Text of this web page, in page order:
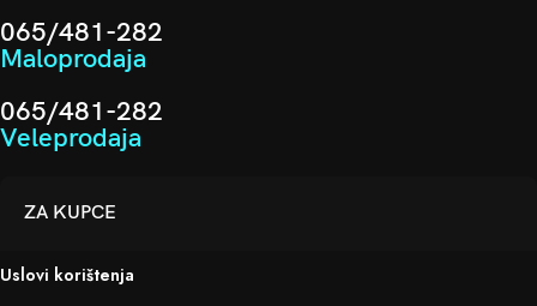
065/481-282
Maloprodaja
065/481-282
Veleprodaja
ZA KUPCE
Uslovi korištenja